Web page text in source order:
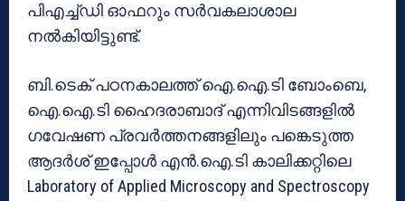
പിഎച്ച്ഡി ഓഫറും സർവകലാശാല
നൽകിയിട്ടുണ്ട്.
ബി.ടെക് പഠനകാലത്ത് ഐ.ഐ.ടി ബോംബെ,
ഐ.ഐ.ടി ഹൈദരാബാദ് എന്നിവിടങ്ങളിൽ
ഗവേഷണ പ്രവർത്തനങ്ങളിലും പങ്കെടുത്ത
ആദർശ് ഇപ്പോൾ എൻ.ഐ.ടി കാലിക്കറ്റിലെ
Laboratory of Applied Microscopy and Spectroscopy